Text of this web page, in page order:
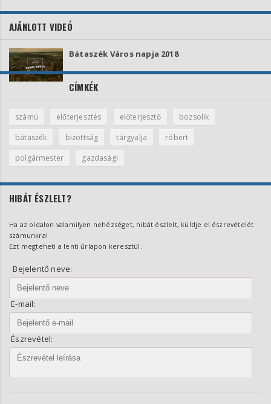
AJÁNLOTT VIDEÓ
Bátaszék Város napja 2018
CÍMKÉK
számú előterjesztés előterjesztő
bozsolik
bátaszék
bizottság tárgyalja
róbert
polgármester
gazdasági
HIBÁT ÉSZLELT?
Ha az oldalon valamilyen nehézséget, hibát észlelt, küldje el észrevételét
számunkra!
Ezt megteheti a lenti űrlapon keresztül.
Bejelentő neve:
E-mail:
Észrevétel: